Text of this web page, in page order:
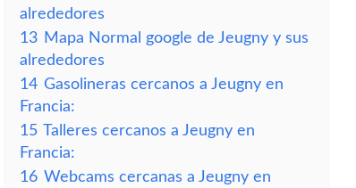
alrededores
13 Mapa Normal google de Jeugny y sus
alrededores
14 Gasolineras cercanos a Jeugny en
Francia:
15 Talleres cercanos a Jeugny en
Francia:
16 Webcams cercanas a Jeugny en